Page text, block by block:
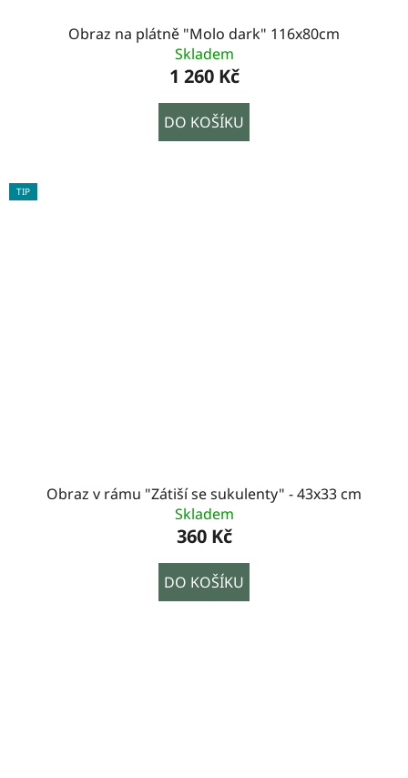
Obraz na plátně "Molo dark" 116x80cm
Skladem
1 260 Kč
DO KOŠÍKU
TIP
Obraz v rámu "Zátiší se sukulenty" - 43x33 cm
Skladem
360 Kč
DO KOŠÍKU